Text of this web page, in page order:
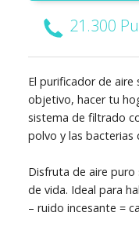
21.300
El purificador de aire
objetivo, hacer tu
sistema de filtrado
polvo y las bacterias
Disfruta de aire
de vida. Ideal para
– ruido incesante =